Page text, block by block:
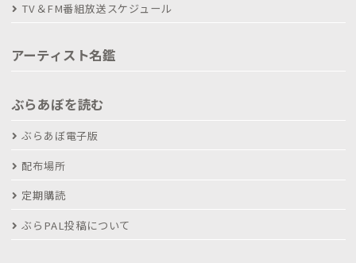
TV＆FM番組放送スケジュール
アーティスト名鑑
ぶらあぼを読む
ぶらあぼ電子版
配布場所
定期購読
ぶらPAL投稿について